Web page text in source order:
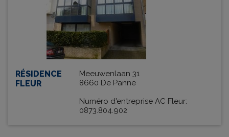
RÉSIDENCE
FLEUR
Meeuwenlaan 31
8660 De Panne
Numéro d'entreprise AC Fleur:
0873.804.902